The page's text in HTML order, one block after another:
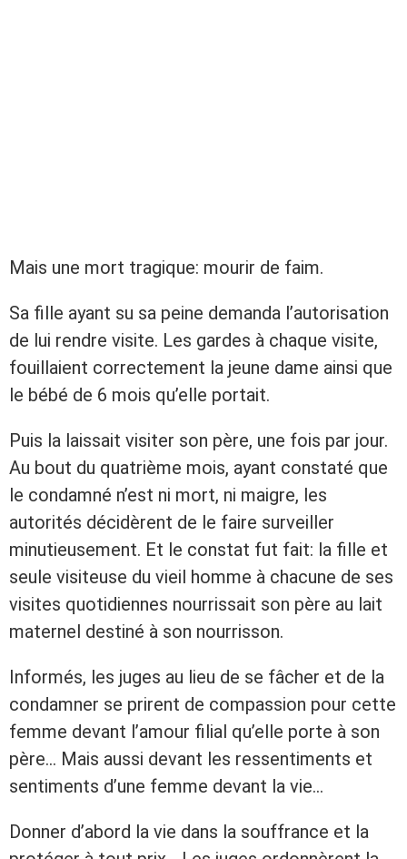
Mais une mort tragique: mourir de faim.
Sa fille ayant su sa peine demanda l’autorisation
de lui rendre visite. Les gardes à chaque visite,
fouillaient correctement la jeune dame ainsi que
le bébé de 6 mois qu’elle portait.
Puis la laissait visiter son père, une fois par jour.
Au bout du quatrième mois, ayant constaté que
le condamné n’est ni mort, ni maigre, les
autorités décidèrent de le faire surveiller
minutieusement. Et le constat fut fait: la fille et
seule visiteuse du vieil homme à chacune de ses
visites quotidiennes nourrissait son père au lait
maternel destiné à son nourrisson.
Informés, les juges au lieu de se fâcher et de la
condamner se prirent de compassion pour cette
femme devant l’amour filial qu’elle porte à son
père… Mais aussi devant les ressentiments et
sentiments d’une femme devant la vie…
Donner d’abord la vie dans la souffrance et la